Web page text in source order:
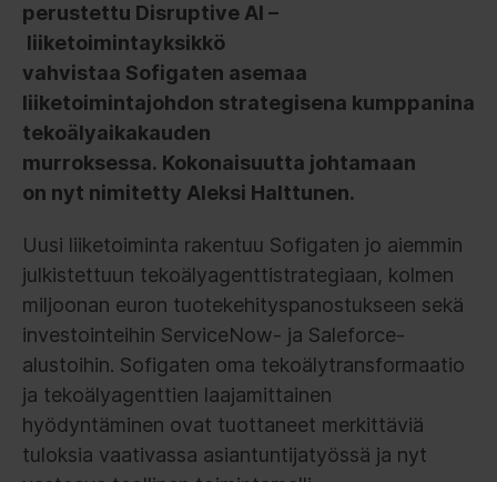
perustettu Disruptive AI –
liiketoimintayksikkö
vahvistaa Sofigaten asemaa
liiketoimintajohdon strategisena kumppanina
tekoälyaikakauden
murroksessa. Kokonaisuutta johtamaan
on nyt nimitetty Aleksi Halttunen.
Uusi liiketoiminta rakentuu Sofigaten jo aiemmin
julkistettuun tekoälyagenttistrategiaan, kolmen
miljoonan euron tuotekehityspanostukseen sekä
investointeihin ServiceNow- ja Saleforce-
alustoihin. Sofigaten oma tekoälytransformaatio
ja tekoälyagenttien laajamittainen
hyödyntäminen ovat tuottaneet merkittäviä
tuloksia vaativassa asiantuntijatyössä ja nyt